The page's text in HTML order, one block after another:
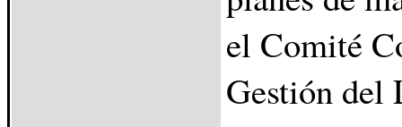
el Comité
Gestión del